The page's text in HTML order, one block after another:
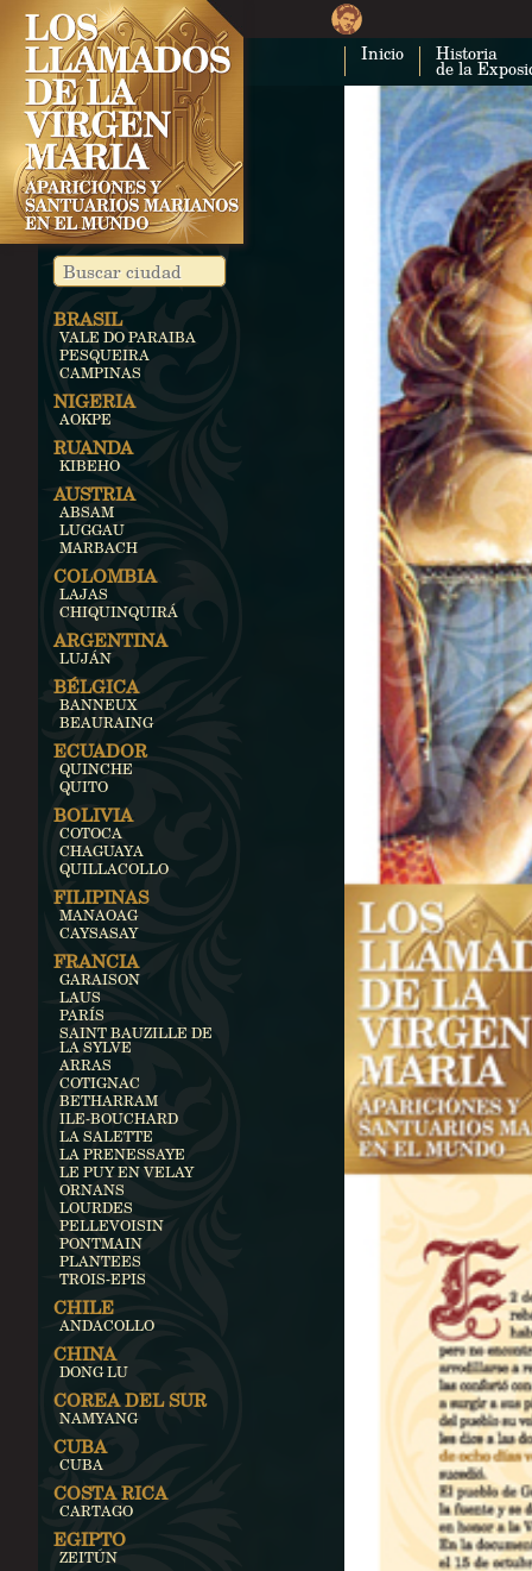
Inicio Historia
de la
BRASIL
VALE DO PARAIBA
PESQUEIRA
CAMPINAS
NIGERIA
AOKPE
RUANDA
KIBEHO
AUSTRIA
ABSAM
LUGGAU
MARBACH
COLOMBIA
LAJAS
CHIQUINQUIRÁ
ARGENTINA
LUJÁN
BÉLGICA
BANNEUX
BEAURAING
ECUADOR
QUINCHE
QUITO
BOLIVIA
COTOCA
CHAGUAYA
QUILLACOLLO
FILIPINAS
MANAOAG
CAYSASAY
FRANCIA
GARAISON
LAUS
PARÍS
SAINT BAUZILLE DE
LA SYLVE
ARRAS
COTIGNAC
BETHARRAM
ILE-BOUCHARD
LA SALETTE
LA PRENESSAYE
LE PUY EN VELAY
ORNANS
LOURDES
PELLEVOISIN
PONTMAIN
PLANTEES
TROIS-EPIS
CHILE
ANDACOLLO
CHINA
DONG LU
COREA DEL SUR
NAMYANG
CUBA
CUBA
COSTA RICA
CARTAGO
EGIPTO
ZEITÚN